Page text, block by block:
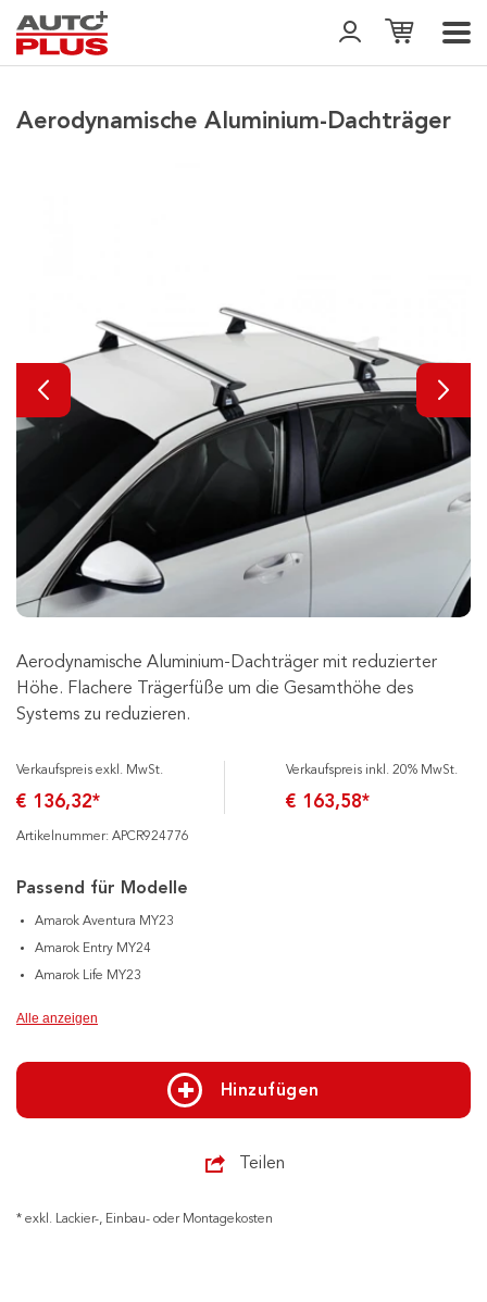
Aerodynamische Aluminium-Dachträger
Aerodynamische Aluminium-Dachträger mit reduzierter
Höhe. Flachere Trägerfüße um die Gesamthöhe des
Systems zu reduzieren.
Verkaufspreis exkl. MwSt.
€ 136,32*
Verkaufspreis inkl. 20% MwSt.
€ 163,58*
Artikelnummer: APCR924776
Passend für Modelle
Amarok Aventura MY23
Amarok Entry MY24
Amarok Life MY23
Alle anzeigen
Hinzufügen
Teilen
* exkl. Lackier-, Einbau- oder Montagekosten